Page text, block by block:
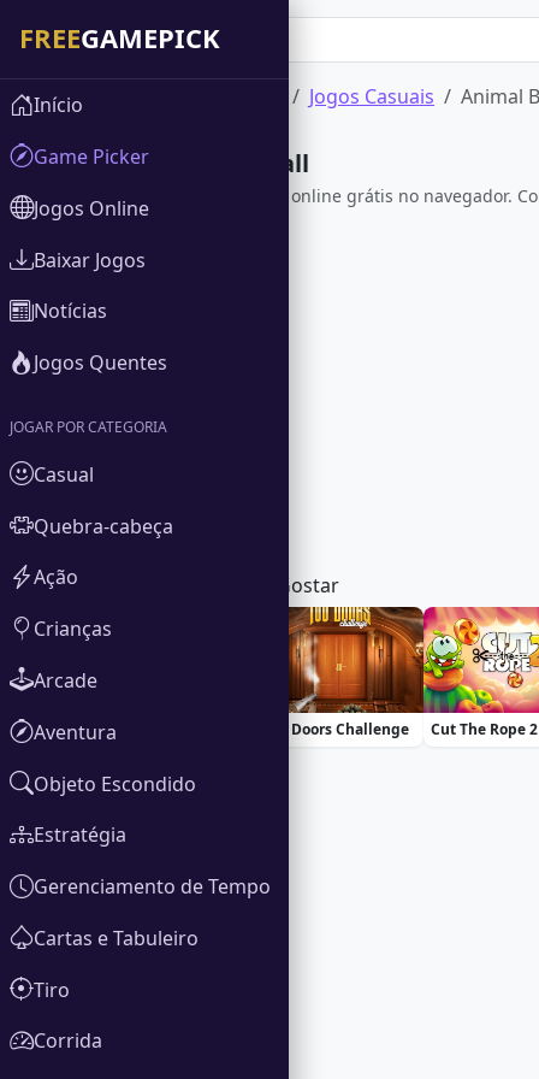
Jogos Casuais Animal
Animal Basketball
Jogue Animal Basketball online grátis no navegador.
Você Também Pode Gostar
Basketball Stars 100 Doors Challenge Cut The Rope 2
Início
Game Picker
Jogos Online
Baixar Jogos
Notícias
Jogos Quentes
JOGAR POR CATEGORIA
Casual
Quebra-cabeça
Ação
Crianças
Arcade
Aventura
Objeto Escondido
Estratégia
Gerenciamento de Tempo
Cartas e Tabuleiro
Tiro
Corrida